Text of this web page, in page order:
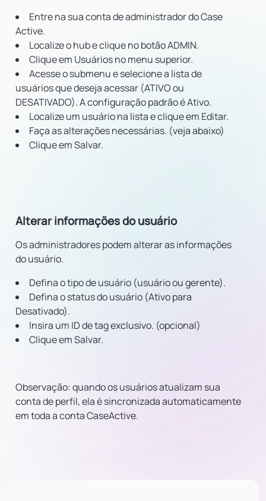
Entre na sua conta de administrador do Case
Active.
Localize o hub e clique no botão ADMIN.
Clique em Usuários no menu superior.
Acesse o submenu e selecione a lista de
usuários que deseja acessar (ATIVO ou
DESATIVADO). A configuração padrão é Ativo.
Localize um usuário na lista e clique em Editar.
Faça as alterações necessárias. (veja abaixo)
Clique em Salvar.
Alterar informações do usuário
Os administradores podem alterar as informações
do usuário.
Defina o tipo de usuário (usuário ou gerente).
Defina o status do usuário (Ativo para
Desativado).
Insira um ID de tag exclusivo. (opcional)
Clique em Salvar.
Observação: quando os usuários atualizam sua
conta de perfil, ela é sincronizada automaticamente
em toda a conta CaseActive.